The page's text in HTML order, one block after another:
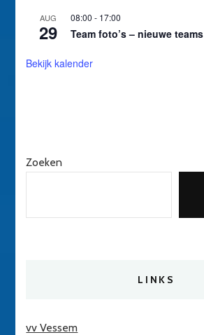
AUG
29
08:00 - 17:00
Team foto’s – nieuwe teams
Bekijk kalender
Zoeken
LINKS
vv Vessem